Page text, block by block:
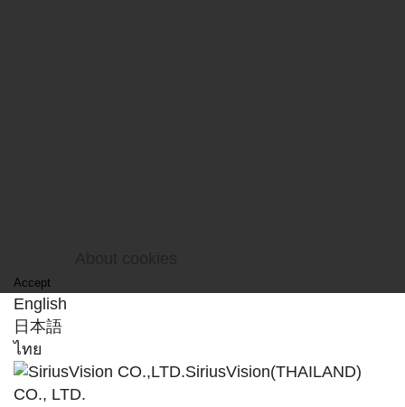
Accept
English
日本語
ไทย
SiriusVision(THAILAND)
CO., LTD.